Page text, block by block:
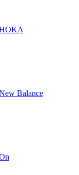
Balance